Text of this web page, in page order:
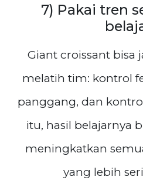
7) Pakai tren
Giant croissant bisa
melatih tim: kontrol
panggang, dan
itu, hasil belajarnya
meningkatkan
yang lebih